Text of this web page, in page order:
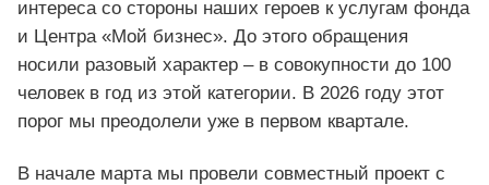
интереса со стороны наших героев к услугам фонда
и Центра «Мой бизнес». До этого обращения
носили разовый характер – в совокупности до 100
человек в год из этой категории. В 2026 году этот
порог мы преодолели уже в первом квартале.
В начале марта мы провели совместный проект с